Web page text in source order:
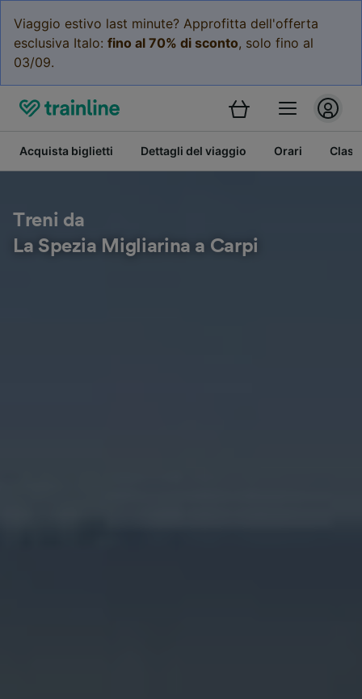
Viaggio estivo last minute? Approfitta dell'offerta
esclusiva Italo: fino al 70% di sconto, solo fino al
03/09.
Acquista biglietti Dettagli del viaggio Orari
Treni da
La Spezia Migliarina a Carpi